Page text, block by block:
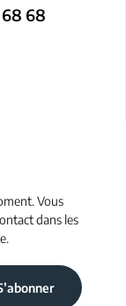
68 68
Vous
dans les